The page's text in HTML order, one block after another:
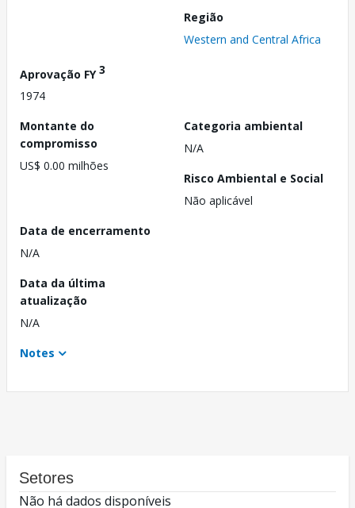
Região
Western and Central Africa
Aprovação FY3
1974
Montante do
compromisso
US$ 0.00 milhões
Categoria ambiental
N/A
Risco Ambiental e Social
Não aplicável
Data de encerramento
N/A
Data da última
atualização
N/A
Notes
Setores
Não há dados disponíveis